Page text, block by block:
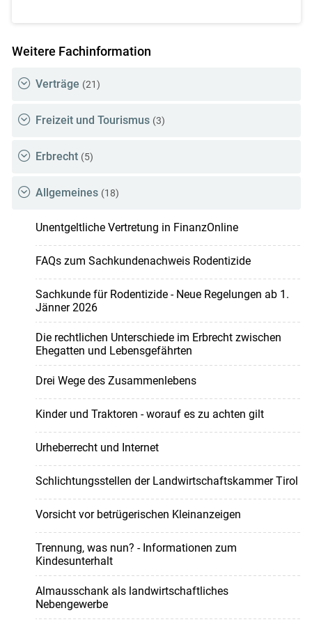
Weitere Fachinformation
Verträge (21)
Freizeit und Tourismus (3)
Erbrecht (5)
Allgemeines (18)
Unentgeltliche Vertretung in FinanzOnline
FAQs zum Sachkundenachweis Rodentizide
Sachkunde für Rodentizide - Neue Regelungen ab 1.
Jänner 2026
Die rechtlichen Unterschiede im Erbrecht zwischen
Ehegatten und Lebensgefährten
Drei Wege des Zusammenlebens
Kinder und Traktoren - worauf es zu achten gilt
Urheberrecht und Internet
Schlichtungsstellen der Landwirtschaftskammer Tirol
Vorsicht vor betrügerischen Kleinanzeigen
Trennung, was nun? - Informationen zum
Kindesunterhalt
Almausschank als landwirtschaftliches
Nebengewerbe